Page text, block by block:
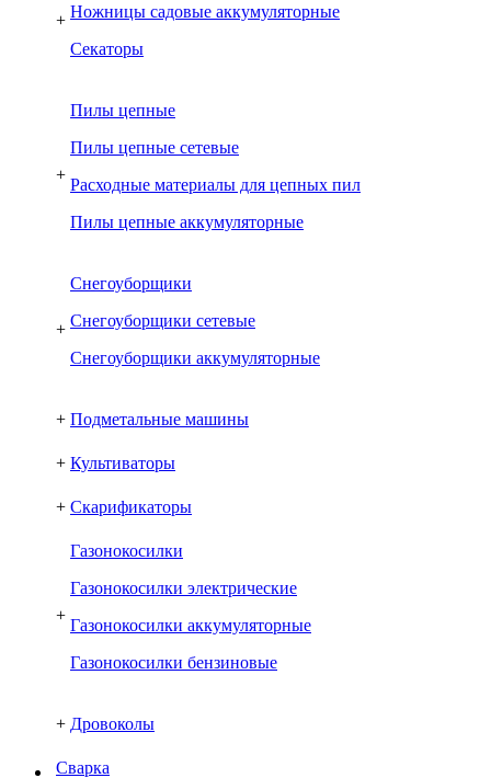
+ Ножницы садовые аккумуляторные
Секаторы
+
Пилы цепные
Пилы цепные сетевые
Расходные материалы для цепных пил
Пилы цепные аккумуляторные
+
Снегоуборщики
Снегоуборщики сетевые
Снегоуборщики аккумуляторные
+ Подметальные машины
+ Культиваторы
+ Скарификаторы
+
Газонокосилки
Газонокосилки электрические
Газонокосилки аккумуляторные
Газонокосилки бензиновые
+ Дровоколы
Сварка